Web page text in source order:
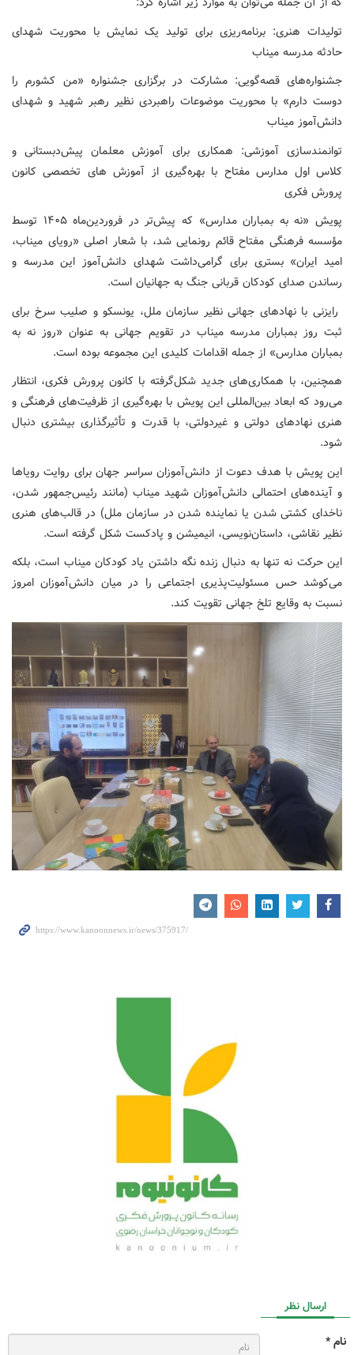
تولیدات هنری: برنامه‌ریزی برای تولید یک نمایش با محوریت شهدای
حادثه مدرسه میناب
جشنواره‌های قصه‌گویی: مشارکت در برگزاری جشنواره «من کشورم را
دوست دارم» با محوریت موضوعات راهبردی نظیر رهبر شهید و شهدای
دانش‌آموز میناب
توانمندسازی آموزشی: همکاری برای آموزش معلمان پیش‌دبستانی و
کلاس اول مدارس مفتاح با بهره‌گیری از آموزش های تخصصی کانون
پرورش فکری
پویش «نه به بمباران مدارس» که پیش‌تر در فروردین‌ماه ۱۴۰۵ توسط
مؤسسه فرهنگی مفتاح قائم رونمایی شد، با شعار اصلی «رویای میناب،
امید ایران» بستری برای گرامی‌داشت شهدای دانش‌آموز این مدرسه و
رساندن صدای کودکان قربانی جنگ به جهانیان است.
رایزنی با نهادهای جهانی نظیر سازمان ملل، یونسکو و صلیب سرخ برای
ثبت روز بمباران مدرسه میناب در تقویم جهانی به عنوان «روز نه به
بمباران مدارس» از جمله اقدامات کلیدی این مجموعه بوده است.
همچنین، با همکاری‌های جدید شکل‌گرفته با کانون پرورش فکری، انتظار
می‌رود که ابعاد بین‌المللی این پویش با بهره‌گیری از ظرفیت‌های فرهنگی و
هنری نهادهای دولتی و غیردولتی، با قدرت و تأثیرگذاری بیشتری دنبال
شود.
این پویش با هدف دعوت از دانش‌آموزان سراسر جهان برای روایت رویاها
و آینده‌های احتمالی دانش‌آموزان شهید میناب (مانند رئیس‌جمهور شدن،
ناخدای کشتی شدن یا نماینده شدن در سازمان ملل) در قالب‌های هنری
نظیر نقاشی، داستان‌نویسی، انیمیشن و پادکست شکل گرفته است.
این حرکت نه تنها به دنبال زنده نگه داشتن یاد کودکان میناب است، بلکه
می‌کوشد حس مسئولیت‌پذیری اجتماعی را در میان دانش‌آموزان امروز
نسبت به وقایع تلخ جهانی تقویت کند.
ارسال نظر
نام *